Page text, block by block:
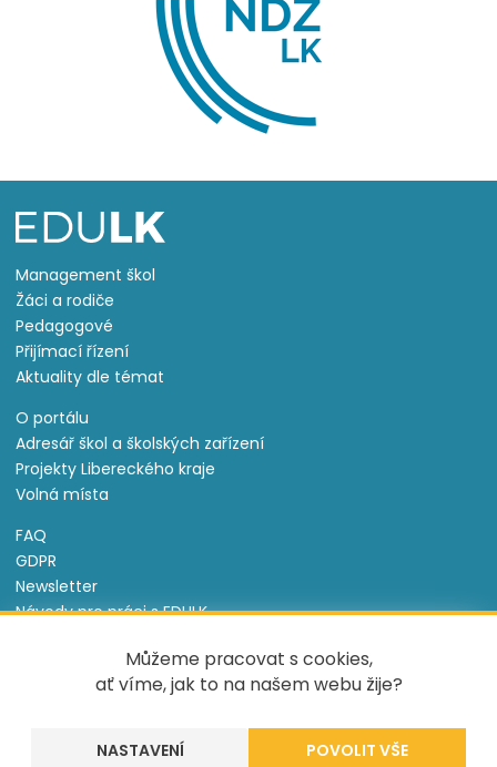
Můžeme pracovat s cookies,
ať víme, jak to na našem webu žije?
NASTAVENÍ
Management škol
Žáci a rodiče
Pedagogové
Přijímací řízení
Aktuality dle témat
O portálu
Adresář škol a školských zařízení
Projekty Libereckého kraje
Volná místa
FAQ
GDPR
Newsletter
Návody pro práci s EDULK
Nastavení cookies
Informace o souborech cookie
Tento projekt je spolufinancován Evropským sociálním